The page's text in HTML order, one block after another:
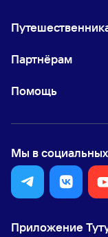
Партнёрам
Помощь
Мы в социальных
Приложение